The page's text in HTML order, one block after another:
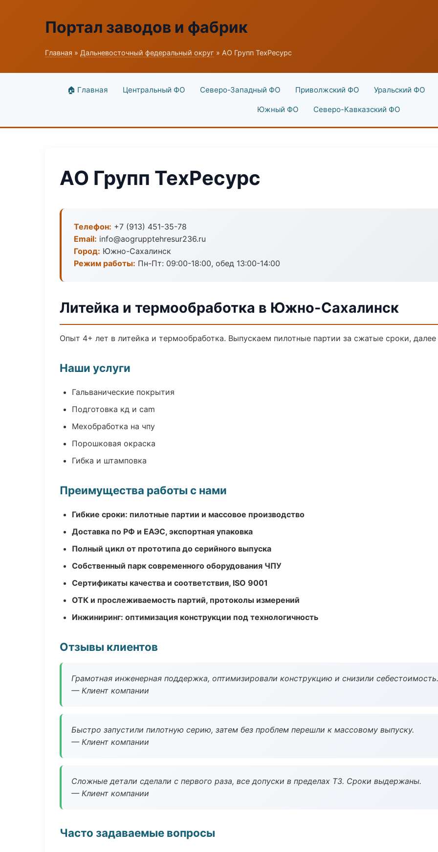
Портал заводов и фабрик
Главная » Дальневосточный федеральный округ » АО Групп ТехРесурс
🏠 Главная Центральный ФО Северо-Западный ФО Приволжский ФО Уральский ФО
Южный ФО Северо-Кавказский ФО
АО Групп ТехРесурс
Телефон: +7 (913) 451-35-78
Email: info@aogrupptehresur236.ru
Город: Южно-Сахалинск
Режим работы: Пн-Пт: 09:00-18:00, обед 13:00-14:00
Литейка и термообработка в Южно-Сахалинск
Опыт 4+ лет в литейка и термообработка. Выпускаем пилотные партии за сжатые сроки,
Наши услуги
Гальванические покрытия
Подготовка кд и cam
Мехобработка на чпу
Порошковая окраска
Гибка и штамповка
Преимущества работы с нами
Гибкие сроки: пилотные партии и массовое производство
Доставка по РФ и ЕАЭС, экспортная упаковка
Полный цикл от прототипа до серийного выпуска
Собственный парк современного оборудования ЧПУ
Сертификаты качества и соответствия, ISO 9001
ОТК и прослеживаемость партий, протоколы измерений
Инжиниринг: оптимизация конструкции под технологичность
Отзывы клиентов
Грамотная инженерная поддержка, оптимизировали конструкцию и снизили себестоимость.
— Клиент компании
Быстро запустили пилотную серию, затем без проблем перешли к массовому выпуску.
— Клиент компании
Сложные детали сделали с первого раза, все допуски в пределах ТЗ. Сроки выдержаны.
— Клиент компании
Часто задаваемые вопросы